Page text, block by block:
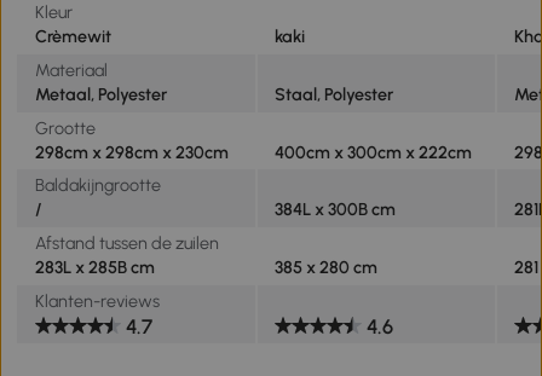
Kleur
Crèmewit
kaki
Materiaal
Metaal, Polyester
Staal, Polyester
Grootte
298cm x 298cm x 230cm
400cm x 300cm x 222cm
Baldakijngrootte
/
384L x 300B cm
Afstand tussen de zuilen
283L x 285B cm
385 x 280 cm
Klanten-reviews
4.7 4.6